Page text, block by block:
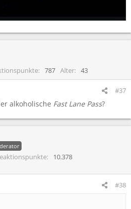
787 Alter 43
#37
alkoholische Fast Lane Pass?
10.378
#38